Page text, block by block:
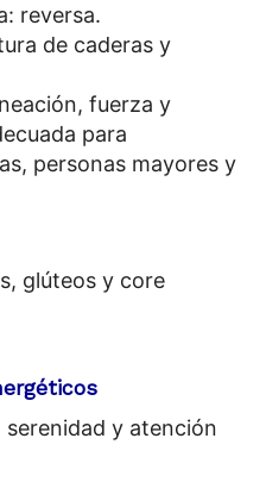
reversa.
de caderas y
fuerza y
para
personas mayores y
glúteos y core
y atención